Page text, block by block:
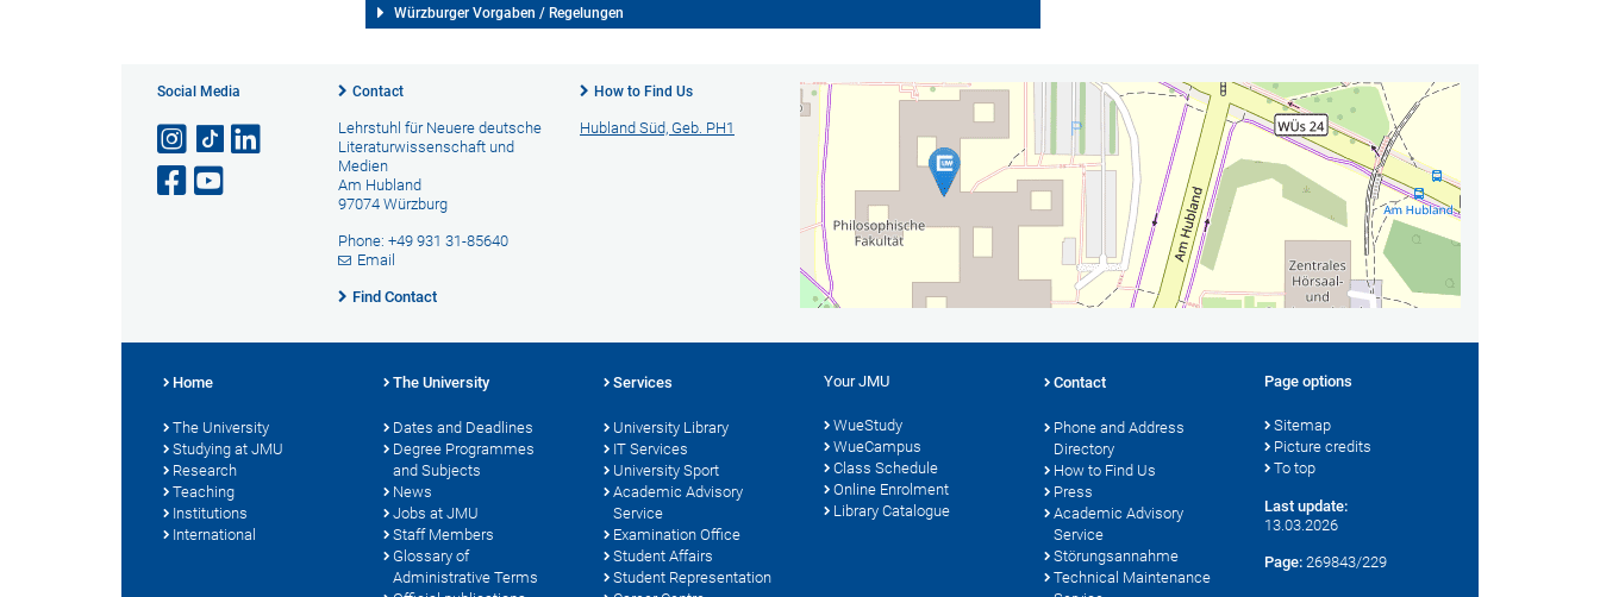
Würzburger Vorgaben / Regelungen
Social Media Contact
Lehrstuhl für Neuere deutsche
Literaturwissenschaft und
Medien
Am Hubland
97074 Würzburg
Phone: +49 931 31-85640
Email
Find Contact
How to Find Us
Hubland Süd, Geb. PH1
Home
The University
Studying at JMU
Research
Teaching
Institutions
International
The University
Dates and Deadlines
Degree Programmes
and Subjects
News
Jobs at JMU
Staff Members
Glossary of
Administrative Terms
Services
University Library
IT Services
University Sport
Academic Advisory
Service
Examination Office
Student Affairs
Student Representation
Your JMU
WueStudy
WueCampus
Class Schedule
Online Enrolment
Library Catalogue
Contact
Phone and Address
Directory
How to Find Us
Press
Academic Advisory
Service
Störungsannahme
Technical Maintenance
Page options
Sitemap
Picture credits
To top
Last update:
13.03.2026
Page: 269843/229